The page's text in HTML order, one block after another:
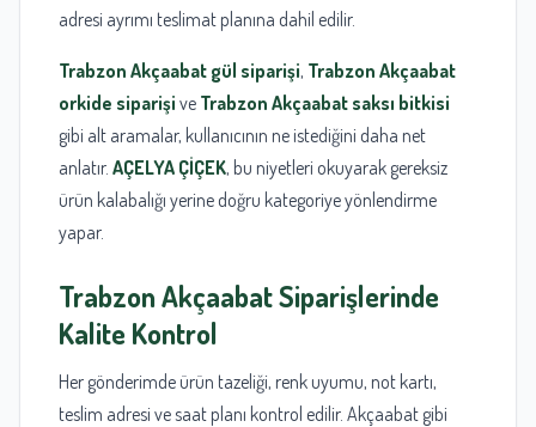
adresi ayrımı teslimat planına dahil edilir.
Trabzon Akçaabat gül siparişi, Trabzon Akçaabat
orkide siparişi ve Trabzon Akçaabat saksı bitkisi
gibi alt aramalar, kullanıcının ne istediğini daha net
anlatır. AÇELYA ÇİÇEK, bu niyetleri okuyarak gereksiz
ürün kalabalığı yerine doğru kategoriye yönlendirme
yapar.
TrabzonAkçaabat Siparişlerinde
Kalite Kontrol
Her gönderimde ürün tazeliği, renk uyumu, not kartı,
teslim adresi ve saat planı kontrol edilir. Akçaabat gibi